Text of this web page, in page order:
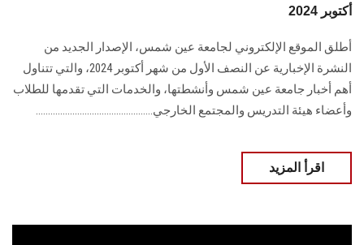
أكتوبر 2024
أطلق الموقع الإلكتروني لجامعة عين شمس، الإصدار الجديد من
النشرة الإخبارية عن النصف الأول من شهر أكتوبر 2024، والتي تتناول
أهم أخبار جامعة عين شمس وأنشطتها، والخدمات التي تقدمها للطلاب
وأعضاء هيئة التدريس والمجتمع الخارجي................................................
اقرأ المزيد